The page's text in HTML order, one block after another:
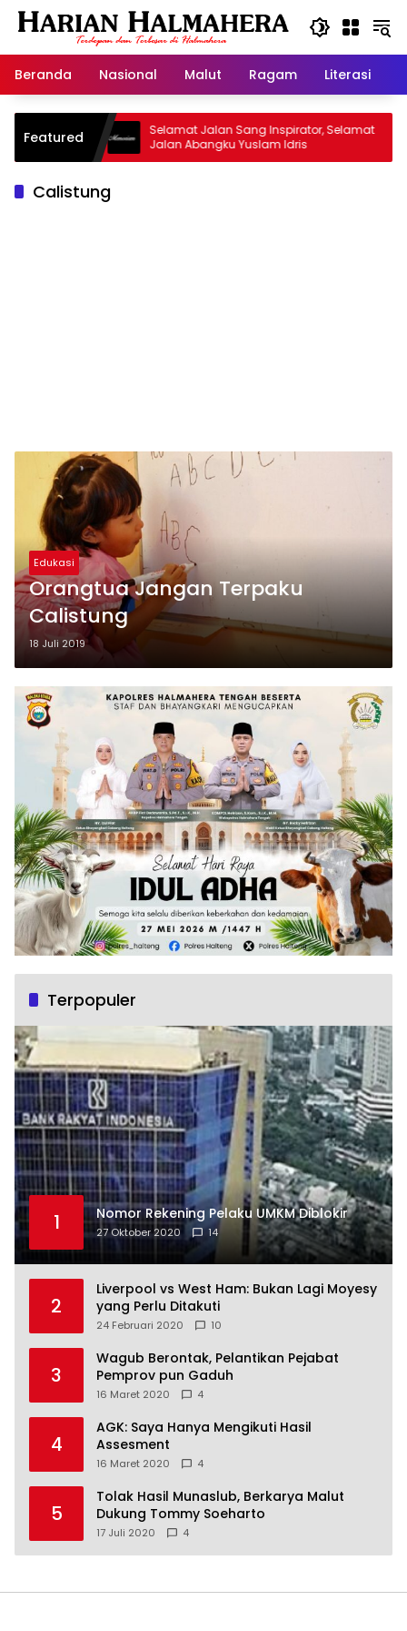
Langsung
Beranda
Nasional Malut Ragam Literasi
Featured
Selamat Jalan Sang Inspirator, Selamat
Jalan Abangku Yuslam Idris
Calistung
Edukasi
Orangtua Jangan Terpaku
Calistung
18 Juli 2019
Terpopuler
1 Nomor Rekening Pelaku UMKM Diblokir
27 Oktober 2020 14
2
Liverpool vs West Ham: Bukan Lagi Moyesy
yang Perlu Ditakuti
24 Februari 2020 10
3
Wagub Berontak, Pelantikan Pejabat
Pemprov pun Gaduh
16 Maret 2020 4
4
AGK: Saya Hanya Mengikuti Hasil
Assesment
16 Maret 2020 4
5
Tolak Hasil Munaslub, Berkarya Malut
Dukung Tommy Soeharto
17 Juli 2020 4